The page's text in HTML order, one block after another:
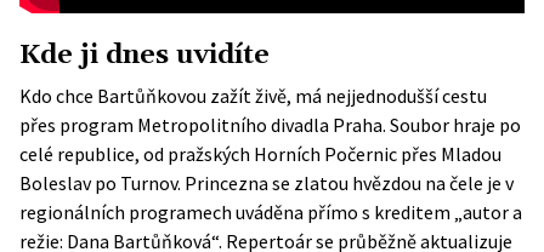
Kde ji dnes uvidíte
Kdo chce Bartůňkovou zažít živě, má nejjednodušší cestu
přes program Metropolitního divadla Praha. Soubor hraje po
celé republice, od pražských Horních Počernic přes Mladou
Boleslav po Turnov. Princezna se zlatou hvězdou na čele je v
regionálních programech uváděna přímo s kreditem „autor a
režie: Dana Bartůňková“. Repertoár se průběžně aktualizuje